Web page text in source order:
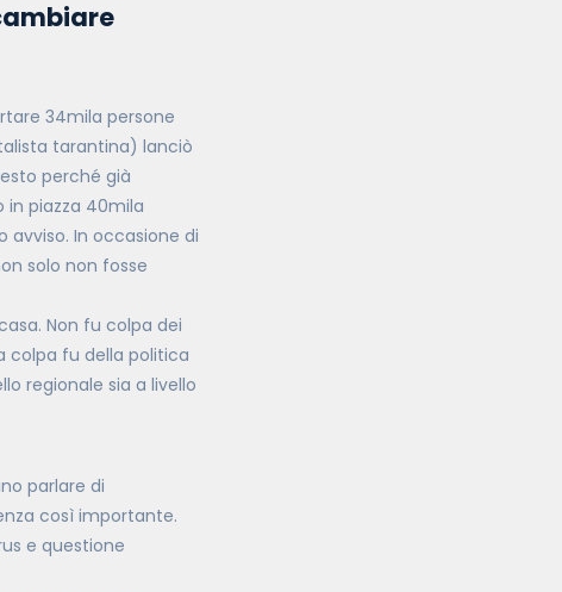
34mila persone
tarantina) lanciò
perché già
in piazza 40mila
avviso. In occasione di
solo non fosse
Non fu colpa dei
colpa fu della politica
regionale sia a livello
parlare di
così importante.
e questione